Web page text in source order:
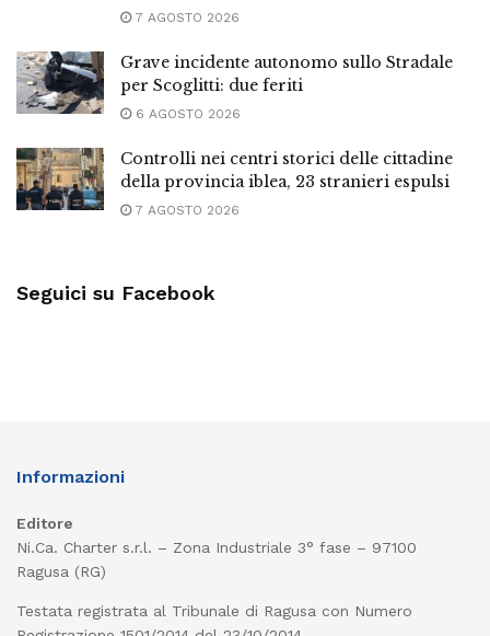
7 AGOSTO 2026
Grave incidente autonomo sullo Stradale
per Scoglitti: due feriti
6 AGOSTO 2026
Controlli nei centri storici delle cittadine
della provincia iblea, 23 stranieri espulsi
7 AGOSTO 2026
Seguici su Facebook
Informazioni
Editore
Ni.Ca. Charter s.r.l. – Zona Industriale 3° fase – 97100
Ragusa (RG)
Testata registrata al Tribunale di Ragusa con Numero